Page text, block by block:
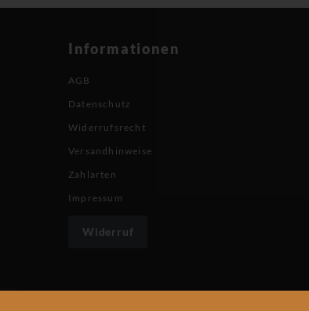
Informationen
AGB
Datenschutz
Widerrufsrecht
Versandhinweise
Zahlarten
Impressum
Widerruf